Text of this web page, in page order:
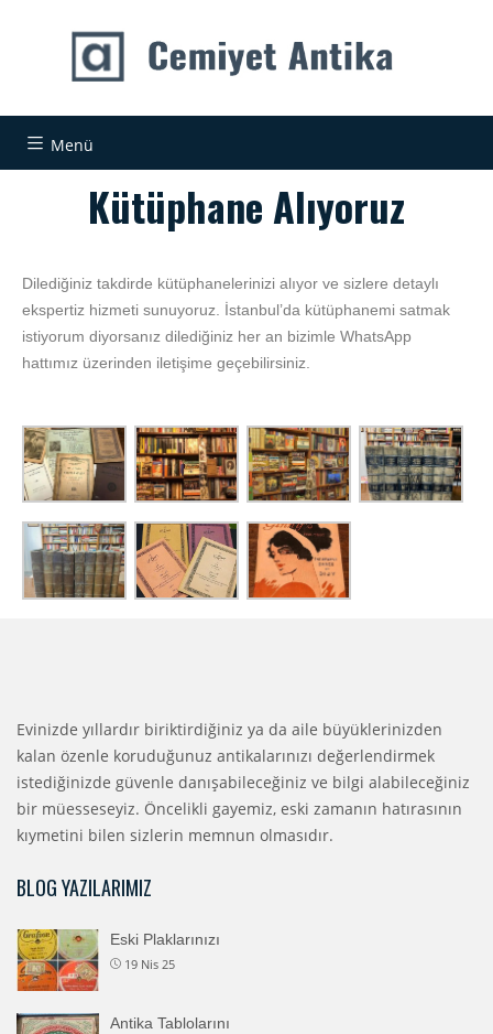
Menü
Kütüphane Alıyoruz
Dilediğiniz takdirde kütüphanelerinizi alıyor ve sizlere detaylı
ekspertiz hizmeti sunuyoruz. İstanbul’da kütüphanemi satmak
istiyorum diyorsanız dilediğiniz her an bizimle WhatsApp
hattımız üzerinden iletişime geçebilirsiniz.
Evinizde yıllardır biriktirdiğiniz ya da aile büyüklerinizden
kalan özenle koruduğunuz antikalarınızı değerlendirmek
istediğinizde güvenle danışabileceğiniz ve bilgi alabileceğiniz
bir müesseseyiz. Öncelikli gayemiz, eski zamanın hatırasının
kıymetini bilen sizlerin memnun olmasıdır.
BLOG YAZILARIMIZ
Eski Plaklarınızı
19 Nis 25
Antika Tablolarını